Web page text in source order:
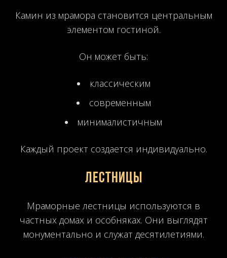
Камин из мрамора становится центральным
элементом гостиной.
Он может быть:
классическим
современным
минималистичным
Каждый проект создается индивидуально.
Лестницы
Мраморные лестницы используются в
частных домах и особняках. Они выглядят
монументально и служат десятилетиями.